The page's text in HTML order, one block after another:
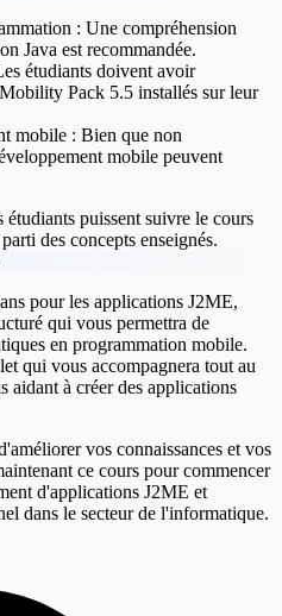
: Une compréhension
Java est recommandée.
étudiants doivent avoir
Pack 5.5 installés sur leur
mobile : Bien que non
mobile peuvent
puissent suivre le cours
des concepts enseignés.
pour les applications J2ME,
qui vous permettra de
en programmation mobile.
qui vous accompagnera tout au
aidant à créer des applications
vos connaissances et vos
ce cours pour commencer
d'applications J2ME et
dans le secteur de l'informatique.